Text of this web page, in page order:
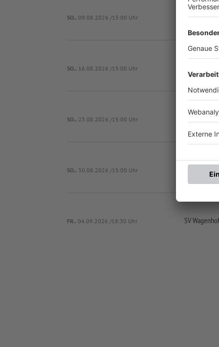
SO.. 09.08.2026 /15:00 Uhr
SO.. 16.08.2026 /15:00 Uhr
SO.. 23.08.2026 /15:00 Uhr SpVgg
SO.. 30.08.2026 /15:00 Uhr
FR.. 04.09.2026 /18:30 Uhr SV